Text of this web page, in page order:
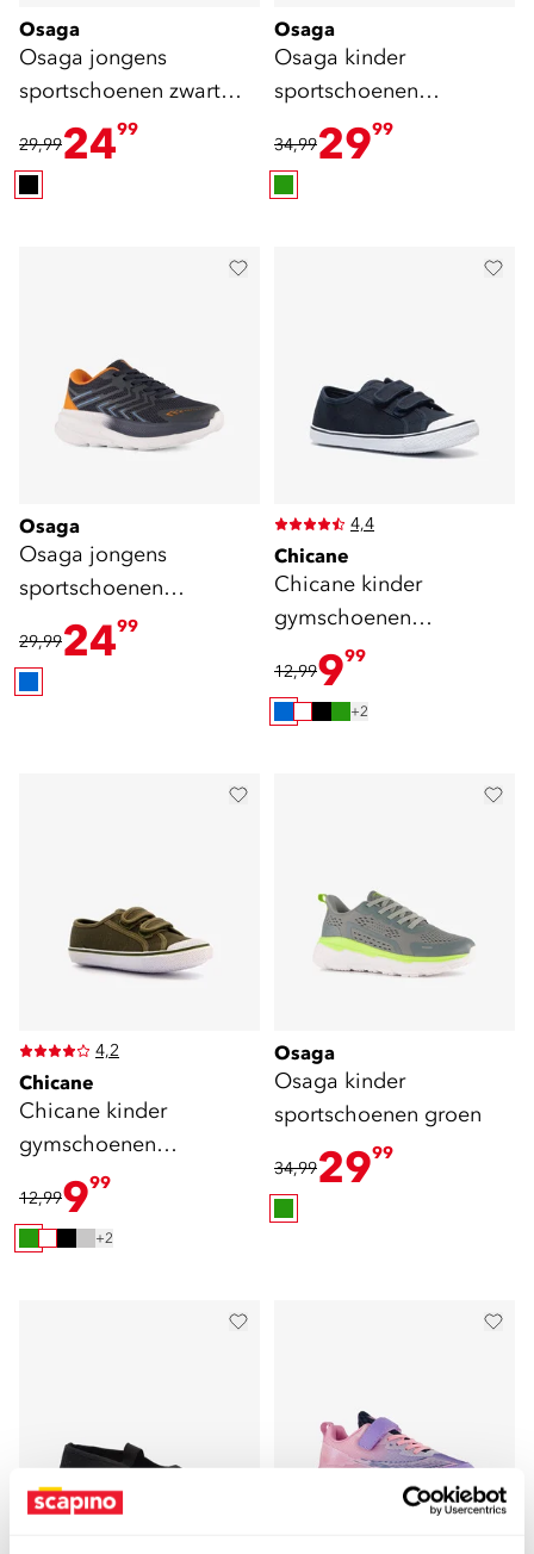
Osaga
Osaga jongens
sportschoenen zwart
groen blauw
29,992499
Osaga
Osaga kinder
sportschoenen
mintgroen
34,992999
Osaga
Osaga jongens
sportschoenen
donkerblauw
29,992499
4,4
Chicane
Chicane kinder
gymschoenen
klittenband blauw
12,99999
+2
4,2
Chicane
Chicane kinder
gymschoenen
klittenband groen
12,99999
+2
Osaga
Osaga kinder
sportschoenen groen
34,992999